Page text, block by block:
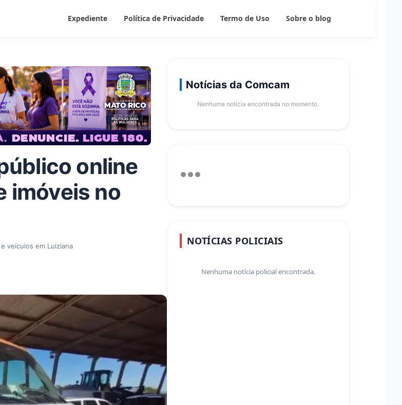
Expediente Política de Privacidade Termo de Uso Sobre o blog
online
imóveis no
veículos em Luiziana
Notícias da Comcam
Nenhuma notícia encontrada no momento.
NOTÍCIAS POLICIAIS
Nenhuma notícia policial encontrada.